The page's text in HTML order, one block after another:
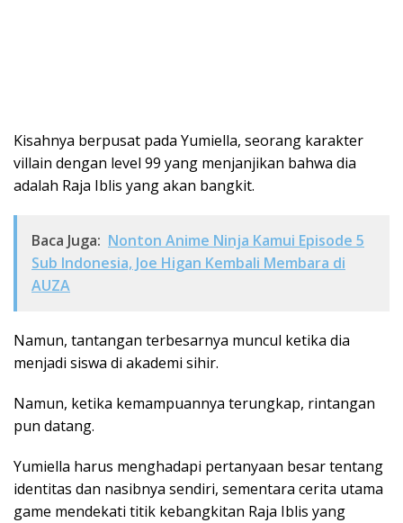
Kisahnya berpusat pada Yumiella, seorang karakter
villain dengan level 99 yang menjanjikan bahwa dia
adalah Raja Iblis yang akan bangkit.
Baca Juga: Nonton Anime Ninja Kamui Episode 5
Sub Indonesia, Joe Higan Kembali Membara di
AUZA
Namun, tantangan terbesarnya muncul ketika dia
menjadi siswa di akademi sihir.
Namun, ketika kemampuannya terungkap, rintangan
pun datang.
Yumiella harus menghadapi pertanyaan besar tentang
identitas dan nasibnya sendiri, sementara cerita utama
game mendekati titik kebangkitan Raja Iblis yang